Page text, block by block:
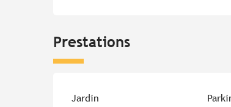
Prestations
Jardin